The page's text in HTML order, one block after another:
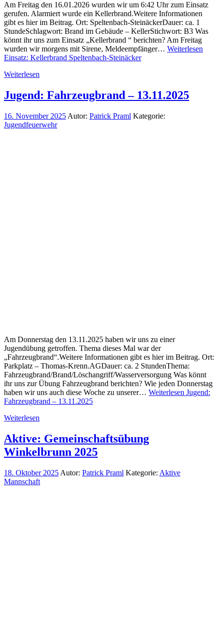
Am Freitag den 16.01.2026 wurden wir um 6:42 Uhr zum Einsatz
gerufen. Alarmiert wurde ein Kellerbrand.Weitere Informationen
gibt es hier im Beitrag. Ort: Speltenbach-SteinäckerDauer: ca. 1
StundeSchlagwort: Brand im Gebäude – KellerStichwort: B3 Was
könnt ihr uns zum Einsatz „Kellerbrand “ berichten? Am Freitag
wurden wir morgens mit Sirene, Meldeempfänger… Weiterlesen
Einsatz: Kellerbrand Speltenbach-Steinäcker
Weiterlesen
Jugend: Fahrzeugbrand – 13.11.2025
16. November 2025 Autor: Patrick Praml Kategorie:
Jugendfeuerwehr
Am Donnerstag den 13.11.2025 haben wir uns zu einer
Jugendübung getroffen. Thema dieses Mal war der
„Fahrzeugbrand“.Weitere Informationen gibt es hier im Beitrag. Ort:
Parkplatz – Thomas-Krenn.AGDauer: ca. 2 StundenThema:
Fahrzeugbrand/Brand/Löschangriff/Wasserversorgung Was könnt
ihr uns zur Übung Fahrzeugbrand berichten? Wie jeden Donnerstag
haben wir uns auch diese Woche zu unserer… Weiterlesen Jugend:
Fahrzeugbrand – 13.11.2025
Weiterlesen
Aktive: Gemeinschaftsübung
Winkelbrunn 2025
18. Oktober 2025 Autor: Patrick Praml Kategorie: Aktive
Mannschaft